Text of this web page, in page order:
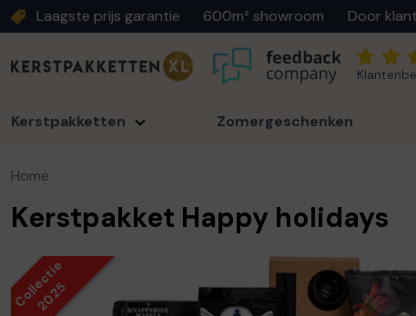
Laagste prijs garantie 600m² showroom Door
Kerstpakketten Zomergeschenken
Home
Kerstpakket Happy holidays
Collectie
2025